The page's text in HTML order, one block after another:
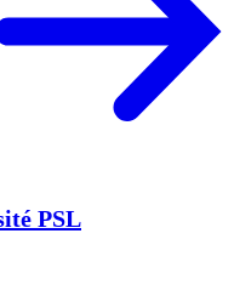
PSL